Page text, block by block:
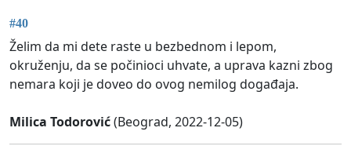
#40
Želim da mi dete raste u bezbednom i lepom,
okruženju, da se počinioci uhvate, a uprava kazni zbog
nemara koji je doveo do ovog nemilog događaja.
Milica Todorović(Beograd, 2022-12-05)